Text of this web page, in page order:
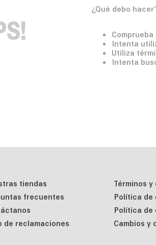
¿Qué debo
Intenta
Utiliza
Intenta
tiendas
frecuentes
de reclamaciones
Términos
Política de
Política de
Cambios y